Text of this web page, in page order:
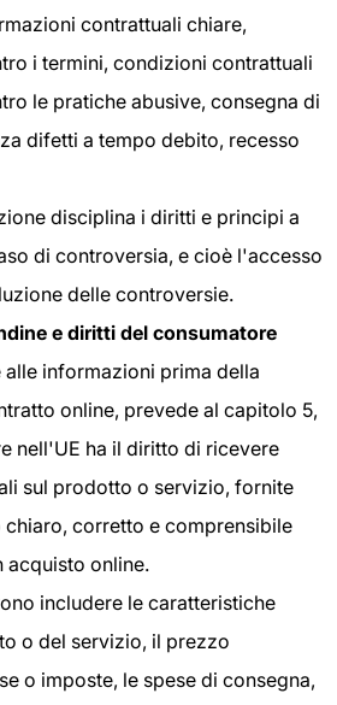
contrattuali chiare,
i termini, condizioni contrattuali
le pratiche abusive, consegna di
difetti a tempo debito, recesso
disciplina i diritti e principi a
di controversia, e cioè l'accesso
delle controversie.
e diritti del consumatore
informazioni prima della
online, prevede al capitolo 5,
nell'UE ha il diritto di ricevere
sul prodotto o servizio, fornite
corretto e comprensibile
acquisto online.
includere le caratteristiche
o del servizio, il prezzo
o imposte, le spese di consegna,